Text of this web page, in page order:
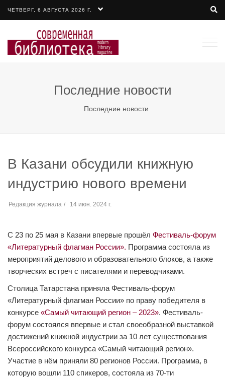
ЧЕТВЕРГ, 6 АВГУСТА 2026 Г.
Последние новости
Последние новости
В Казани обсудили книжную
индустрию нового времени
Редакция журнала 14 июн. 2024 г.
С 23 по 25 мая в Казани впервые прошёл Фестиваль-форум
«Литературный флагман России». Программа состояла из
мероприятий делового и образовательного блоков, а также
творческих встреч с писателями и переводчиками.
Столица Татарстана приняла Фестиваль-форум
«Литературный флагман России» по праву победителя в
конкурсе «Самый читающий регион – 2023». Фестиваль-
форум состоялся впервые и стал своеобразной выставкой
достижений книжной индустрии за 10 лет существования
Всероссийского конкурса «Самый читающий регион».
Участие в нём приняли 80 регионов России. Программа, в
которую вошли 110 спикеров, состояла из 70-ти